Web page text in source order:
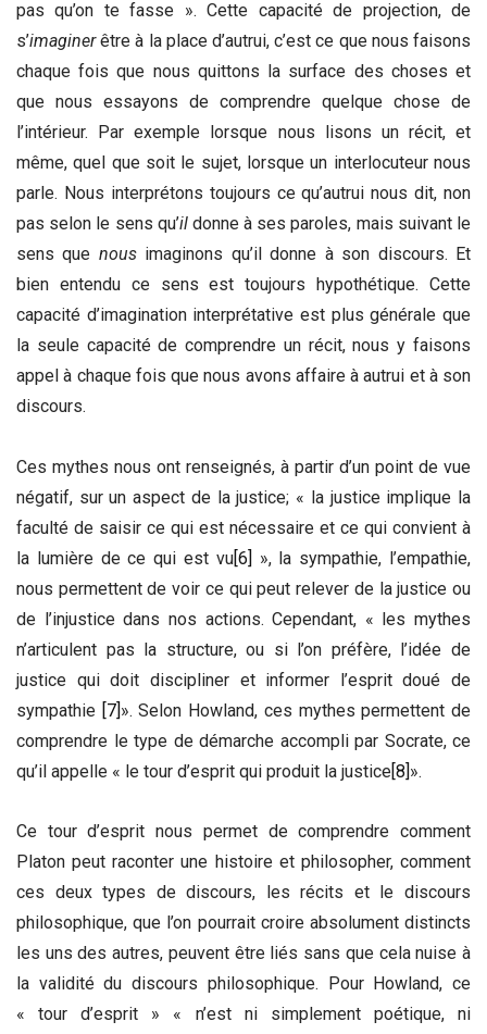
pas qu’on te fasse ». Cette capacité de projection, de
s’imaginerêtre à la place d’autrui, c’est ce que nous faisons
chaque fois que nous quittons la surface des choses et
que nous essayons de comprendre quelque chose de
l’intérieur. Par exemple lorsque nous lisons un récit, et
même, quel que soit le sujet, lorsque un interlocuteur nous
parle. Nous interprétons toujours ce qu’autrui nous dit, non
pas selon le sens qu’ildonne à ses paroles, mais suivant le
sens que nousimaginons qu’il donne à son discours. Et
bien entendu ce sens est toujours hypothétique. Cette
capacité d’imagination interprétative est plus générale que
la seule capacité de comprendre un récit, nous y faisons
appel à chaque fois que nous avons affaire à autrui et à son
discours.
Ces mythes nous ont renseignés, à partir d’un point de vue
négatif, sur un aspect de la justice; « la justice implique la
faculté de saisir ce qui est nécessaire et ce qui convient à
la lumière de ce qui est vu[6] », la sympathie, l’empathie,
nous permettent de voir ce qui peut relever de la justice ou
de l’injustice dans nos actions. Cependant, « les mythes
n’articulent pas la structure, ou si l’on préfère, l’idée de
justice qui doit discipliner et informer l’esprit doué de
sympathie [7]». Selon Howland, ces mythes permettent de
comprendre le type de démarche accompli par Socrate, ce
qu’il appelle « le tour d’esprit qui produit la justice[8]».
Ce tour d’esprit nous permet de comprendre comment
Platon peut raconter une histoire et philosopher, comment
ces deux types de discours, les récits et le discours
philosophique, que l’on pourrait croire absolument distincts
les uns des autres, peuvent être liés sans que cela nuise à
la validité du discours philosophique. Pour Howland, ce
« tour d’esprit » « n’est ni simplement poétique, ni